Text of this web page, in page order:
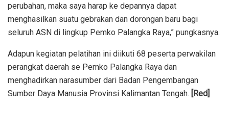
perubahan, maka saya harap ke depannya dapat
menghasilkan suatu gebrakan dan dorongan baru bagi
seluruh ASN di lingkup Pemko Palangka Raya,” pungkasnya.
Adapun kegiatan pelatihan ini diikuti 68 peserta perwakilan
perangkat daerah se Pemko Palangka Raya dan
menghadirkan narasumber dari Badan Pengembangan
Sumber Daya Manusia Provinsi Kalimantan Tengah. [Red]